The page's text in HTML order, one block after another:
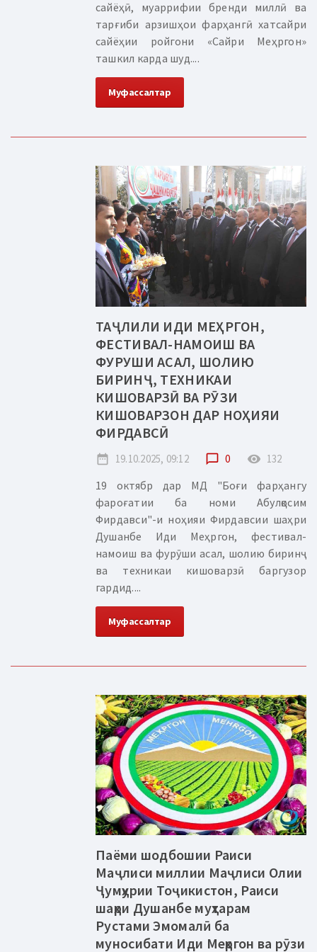
сайёҳӣ, муаррифии бренди миллӣ ва
тарғиби арзишҳои фарҳангӣ хатсайри
сайёҳии ройгони «Сайри Меҳргон»
ташкил карда шуд....
Муфассалтар
ТАҶЛИЛИ ИДИ МЕҲРГОН,
ФЕСТИВАЛ-НАМОИШ ВА
ФУРУШИ АСАЛ, ШОЛИЮ
БИРИНҶ, ТЕХНИКАИ
КИШОВАРЗӢ ВА РӮЗИ
КИШОВАРЗОН ДАР НОҲИЯИ
ФИРДАВСӢ
date_range 19.10.2025, 09:12 chat_bubble_outline 0 remove_red_eye 132
19 октябр дар МД "Боғи фарҳангу
фароғатии ба номи Абулқосим
Фирдавси"-и ноҳияи Фирдавсии шаҳри
Душанбе Иди Меҳргон, фестивал-
намоиш ва фурӯши асал, шолию биринҷ
ва техникаи кишоварзӣ баргузор
гардид....
Муфассалтар
Паёми шодбошии Раиси
Маҷлиси миллии Маҷлиси Олии
Ҷумҳурии Тоҷикистон, Раиси
шаҳри Душанбе муҳтарам
Рустами Эмомалӣ ба
муносибати Иди Меҳргон ва рӯзи